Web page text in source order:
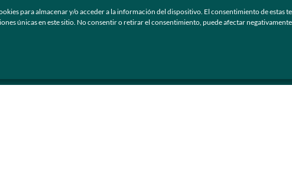
para almacenar y/o acceder a la información del dispositivo. El consentimiento de estas
únicas en este sitio. No consentir o retirar el consentimiento, puede afectar
^ Tecnología